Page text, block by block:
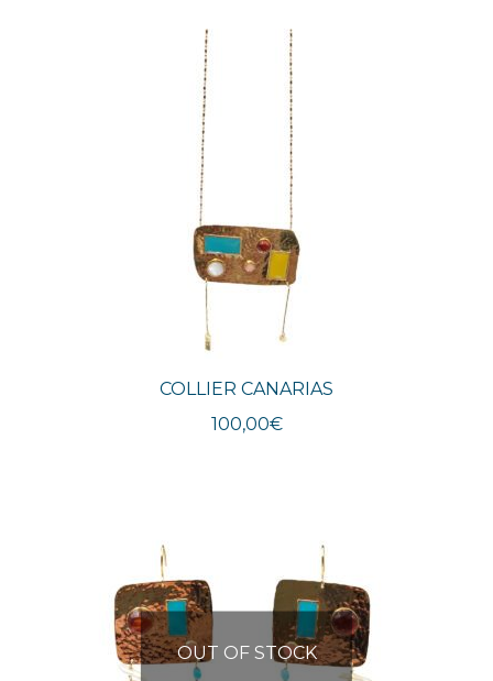
COLLIER CANARIAS
100,00€
OUT OF STOCK